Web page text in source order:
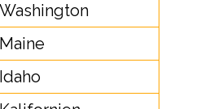
Washington
Maine
Idaho